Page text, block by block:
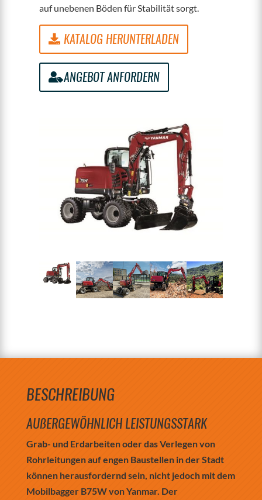
auf unebenen Böden für Stabilität sorgt.
KATALOG HERUNTERLADEN
ANGEBOT ANFORDERN
BESCHREIBUNG
AUßERGEWÖHNLICH LEISTUNGSSTARK
Grab- und Erdarbeiten oder das Verlegen von
Rohrleitungen auf engen Baustellen in der Stadt
können herausfordernd sein, nicht jedoch mit dem
Mobilbagger B75W von Yanmar. Der